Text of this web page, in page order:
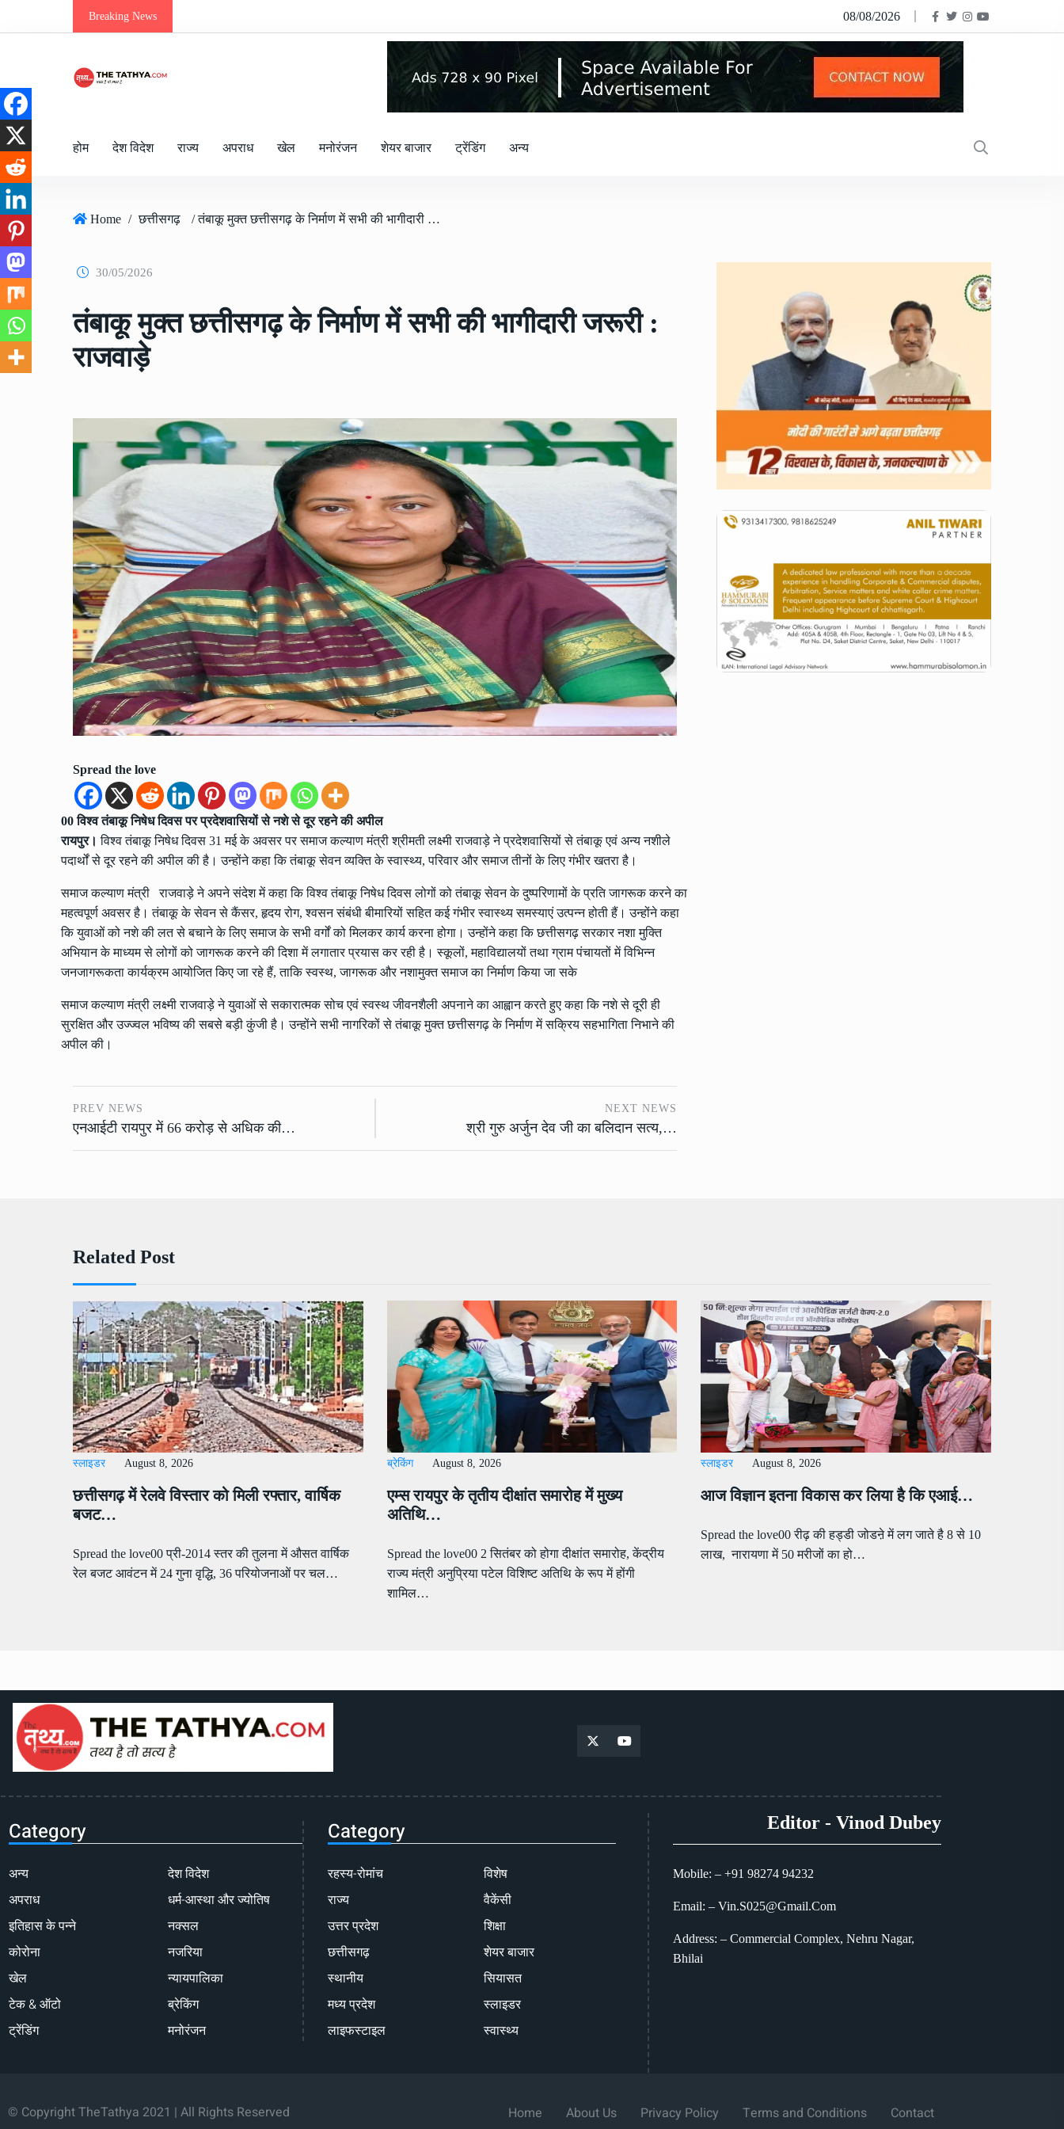
Breaking News 08/08/2026
होम देश विदेश राज्य अपराध खेल मनोरंजन शेयर बाजार ट्रेंडिंग अन्य
Home / छत्तीसगढ़ / तंबाकू मुक्त छत्तीसगढ़ के निर्माण में सभी की भागीदारी जरूरी : राजवाड़े
30/05/2026
तंबाकू मुक्त छत्तीसगढ़ के निर्माण में सभी की भागीदारी जरूरी :
राजवाड़े
Spread the love
00 विश्व तंबाकू निषेध दिवस पर प्रदेशवासियों से नशे से दूर रहने की अपील
रायपुर। विश्व तंबाकू निषेध दिवस 31 मई के अवसर पर समाज कल्याण मंत्री श्रीमती लक्ष्मी राजवाड़े ने प्रदेशवासियों से तंबाकू एवं अन्य नशीले
पदार्थों से दूर रहने की अपील की है। उन्होंने कहा कि तंबाकू सेवन व्यक्ति के स्वास्थ्य, परिवार और समाज तीनों के लिए गंभीर खतरा है।
समाज कल्याण मंत्री राजवाड़े ने अपने संदेश में कहा कि विश्व तंबाकू निषेध दिवस लोगों को तंबाकू सेवन के दुष्परिणामों के प्रति जागरूक करने का
महत्वपूर्ण अवसर है। तंबाकू के सेवन से कैंसर, हृदय रोग, श्वसन संबंधी बीमारियों सहित कई गंभीर स्वास्थ्य समस्याएं उत्पन्न होती हैं। उन्होंने कहा
कि युवाओं को नशे की लत से बचाने के लिए समाज के सभी वर्गों को मिलकर कार्य करना होगा। उन्होंने कहा कि छत्तीसगढ़ सरकार नशा मुक्ति
अभियान के माध्यम से लोगों को जागरूक करने की दिशा में लगातार प्रयास कर रही है। स्कूलों, महाविद्यालयों तथा ग्राम पंचायतों में विभिन्न
जनजागरूकता कार्यक्रम आयोजित किए जा रहे हैं, ताकि स्वस्थ, जागरूक और नशामुक्त समाज का निर्माण किया जा सके
समाज कल्याण मंत्री लक्ष्मी राजवाड़े ने युवाओं से सकारात्मक सोच एवं स्वस्थ जीवनशैली अपनाने का आह्वान करते हुए कहा कि नशे से दूरी ही
सुरक्षित और उज्ज्वल भविष्य की सबसे बड़ी कुंजी है। उन्होंने सभी नागरिकों से तंबाकू मुक्त छत्तीसगढ़ के निर्माण में सक्रिय सहभागिता निभाने की
अपील की।
PREV NEWS
एनआईटी रायपुर में 66 करोड़ से अधिक की…
NEXT NEWS
श्री गुरु अर्जुन देव जी का बलिदान सत्य,…
Related Post
स्लाइडर August 8, 2026
छत्तीसगढ़ में रेलवे विस्तार को मिली रफ्तार, वार्षिक
बजट…
Spread the love00 प्री-2014 स्तर की तुलना में औसत वार्षिक
रेल बजट आवंटन में 24 गुना वृद्धि, 36 परियोजनाओं पर चल…
ब्रेकिंग August 8, 2026
एम्स रायपुर के तृतीय दीक्षांत समारोह में मुख्य
अतिथि…
Spread the love00 2 सितंबर को होगा दीक्षांत समारोह, केंद्रीय
राज्य मंत्री अनुप्रिया पटेल विशिष्ट अतिथि के रूप में होंगी
शामिल…
स्लाइडर August 8, 2026
आज विज्ञान इतना विकास कर लिया है कि एआई…
Spread the love00 रीढ़ की हड्डी जोडऩे में लग जाते है 8 से 10
लाख, नारायणा में 50 मरीजों का हो…
Category
अन्य
अपराध
इतिहास के पन्ने
कोरोना
खेल
टेक & ऑटो
ट्रेंडिंग
देश विदेश
धर्म-आस्था और ज्योतिष
नक्सल
नजरिया
न्यायपालिका
ब्रेकिंग
मनोरंजन
Category
रहस्य-रोमांच
राज्य
उत्तर प्रदेश
छत्तीसगढ़
स्थानीय
मध्य प्रदेश
लाइफस्टाइल
विशेष
वैकेंसी
शिक्षा
शेयर बाजार
सियासत
स्लाइडर
स्वास्थ्य
Editor - Vinod Dubey
Mobile: – +91 98274 94232
Email: – Vin.S025@Gmail.Com
Address: – Commercial Complex, Nehru Nagar,
Bhilai
© Copyright TheTathya 2021 | All Rights Reserved Home About Us Privacy Policy Terms and Conditions Contact